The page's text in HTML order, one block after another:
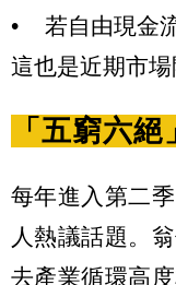
• 若自由現金
這也是近期市場
「五窮六
每年進入第二
人熱議話題。
去產業循環高